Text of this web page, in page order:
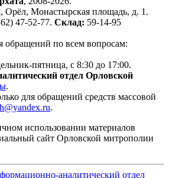
Орёл, Монастырская площадь, д. 1.
47-52-77. Склад: 59-14-95
обращений по всем вопросам:
пятница, с 8:30 до 17:00.
отдел Орловской
.
для обращений средств массовой
.
использовании материалов
сайт Орловской митрополии
аналитический отдел